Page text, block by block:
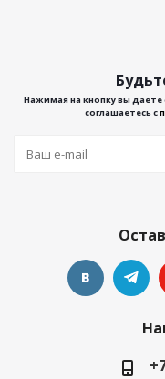
Нажимая на кнопку вы даете
соглашаетесь с